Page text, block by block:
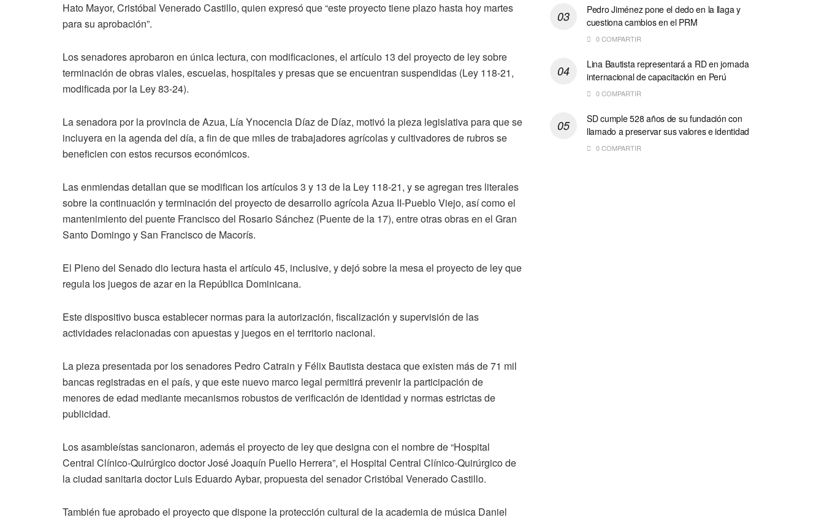
Hato Mayor, Cristóbal Venerado Castillo, quien expresó que “este proyecto tiene plazo hasta hoy martes
para su aprobación”.
Los senadores aprobaron en única lectura, con modificaciones, el artículo 13 del proyecto de ley sobre
terminación de obras viales, escuelas, hospitales y presas que se encuentran suspendidas (Ley 118-21,
modificada por la Ley 83-24).
La senadora por la provincia de Azua, Lía Ynocencia Díaz de Díaz, motivó la pieza legislativa para que se
incluyera en la agenda del día, a fin de que miles de trabajadores agrícolas y cultivadores de rubros se
beneficien con estos recursos económicos.
Las enmiendas detallan que se modifican los artículos 3 y 13 de la Ley 118-21, y se agregan tres literales
sobre la continuación y terminación del proyecto de desarrollo agrícola Azua II-Pueblo Viejo, así como el
mantenimiento del puente Francisco del Rosario Sánchez (Puente de la 17), entre otras obras en el Gran
Santo Domingo y San Francisco de Macorís.
El Pleno del Senado dio lectura hasta el artículo 45, inclusive, y dejó sobre la mesa el proyecto de ley que
regula los juegos de azar en la República Dominicana.
Este dispositivo busca establecer normas para la autorización, fiscalización y supervisión de las
actividades relacionadas con apuestas y juegos en el territorio nacional.
La pieza presentada por los senadores Pedro Catrain y Félix Bautista destaca que existen más de 71 mil
bancas registradas en el país, y que este nuevo marco legal permitirá prevenir la participación de
menores de edad mediante mecanismos robustos de verificación de identidad y normas estrictas de
publicidad.
Los asambleístas sancionaron, además el proyecto de ley que designa con el nombre de “Hospital
Central Clínico-Quirúrgico doctor José Joaquín Puello Herrera”, el Hospital Central Clínico-Quirúrgico de
la ciudad sanitaria doctor Luis Eduardo Aybar, propuesta del senador Cristóbal Venerado Castillo.
También fue aprobado el proyecto que dispone la protección cultural de la academia de música Daniel
Pedro Jiménez pone el dedo en la llaga y
cuestiona cambios en el PRM
0 COMPARTIR
Lina Bautista representará a RD en jornada
internacional de capacitación en Perú
0 COMPARTIR
SD cumple 528 años de su fundación con
llamado a preservar sus valores e identidad
0 COMPARTIR